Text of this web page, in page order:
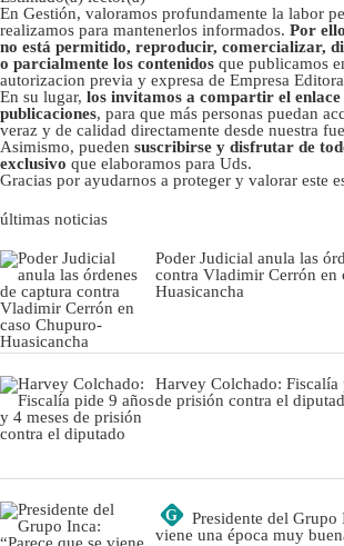
En Gestión, valoramos profundamente la labor
realizamos para mantenerlos informados. Por
no está permitido, reproducir, comercializar,
o parcialmente los contenidos que publicamos
autorizacion previa y expresa de Empresa
En su lugar, los invitamos a compartir el enlace
publicaciones, para que más personas puedan
veraz y de calidad directamente desde nuestra
Asimismo, pueden suscribirse y disfrutar de
exclusivo que elaboramos para Uds.
Gracias por ayudarnos a proteger y valorar este
últimas noticias
Poder Judicial anula las
contra Vladimir Cerrón en
Huasicancha
Harvey Colchado: Fiscalía
de prisión contra el
G
Presidente del Grupo
viene una época muy